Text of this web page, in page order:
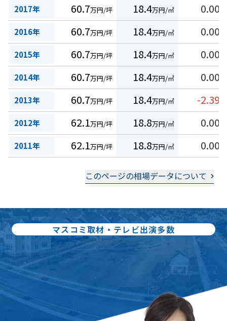
2017年 60.7万円/坪 18.4万円/㎡ 0.00
2016年 60.7万円/坪 18.4万円/㎡ 0.00
2015年 60.7万円/坪 18.4万円/㎡ 0.00
2014年 60.7万円/坪 18.4万円/㎡ 0.00
2013年 60.7万円/坪 18.4万円/㎡ -2.39
2012年 62.1万円/坪 18.8万円/㎡ 0.00
2011年 62.1万円/坪 18.8万円/㎡ 0.00
このページの相場データについて
マスコミ取材・テレビ出演多数
出版書籍86冊：累計80万部出版
不動産売却の
スペシャリスト